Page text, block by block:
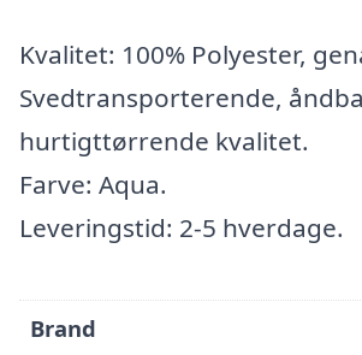
Kvalitet: 100% Polyester,
Svedtransporterende,
hurtigttørrende kvalitet.
Farve: Aqua.
Leveringstid: 2-5 hverdage.
Brand